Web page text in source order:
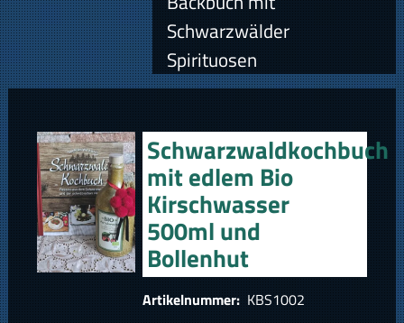
Schwarzwälder
Spirituosen
Schwarzwaldkochbuch
mit edlem Bio
Kirschwasser
500ml und
Bollenhut
Artikelnummer: KBS1002